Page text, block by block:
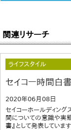
関連リサーチ
ライフスタイル
セイコー時間白
2020年06月08日
セイコーホールディン
間についての意識や実
書』として発表していま